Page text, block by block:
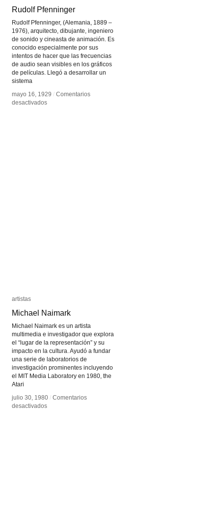
Rudolf Pfenninger
Rudolf Pfenninger, (Alemania, 1889 –
1976), arquitecto, dibujante, ingeniero
de sonido y cineasta de animación. Es
conocido especialmente por sus
intentos de hacer que las frecuencias
de audio sean visibles en los gráficos
de películas. Llegó a desarrollar un
sistema
mayo 16, 1929 / Comentarios
desactivadosen
Rudolf Pfenninger
mayo 16, 1929 / Comentarios
desactivadosen
artistas
Michael Naimark
Michael Naimark es un artista
multimedia e investigador que explora
el “lugar de la representación” y su
impacto en la cultura. Ayudó a fundar
una serie de laboratorios de
investigación prominentes incluyendo
el MIT Media Laboratory en 1980, the
Atari
julio 30, 1980 / Comentarios
desactivadosen
artistas
Michael Naimark
julio 30, 1980 / Comentarios
desactivadosen